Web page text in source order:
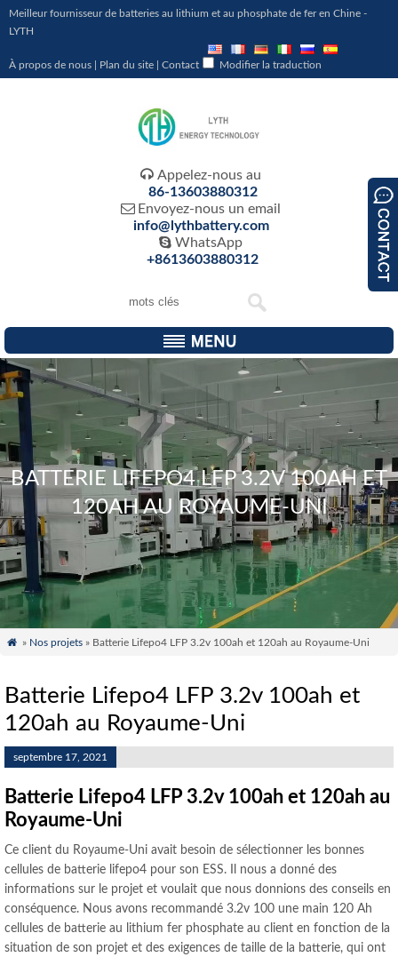
Meilleur fournisseur de batteries au lithium et au phosphate de fer en Chine -
LYTH
À propos de nous Plan du site Contact Modifier la traduction
 Appelez-nous au
86-13603880312
 Envoyez-nous un email
info@lythbattery.com
 WhatsApp
+8613603880312
BATTERIE LIFEPO4 LFP 3.2V 100AH ET
120AH AU ROYAUME-UNI
 » Nos projets» Batterie Lifepo4 LFP 3.2v 100ah et 120ah au Royaume-Uni
Batterie Lifepo4 LFP 3.2v 100ah et
120ah au Royaume-Uni
septembre 17, 2021
Batterie Lifepo4 LFP 3.2v 100ah et 120ah au
Royaume-Uni
Ce client du Royaume-Uni avait besoin de sélectionner les bonnes
cellules de batterie lifepo4 pour son ESS. Il nous a donné des
informations sur le projet et voulait que nous donnions des conseils en
conséquence. Nous avons recommandé 3.2v 100 une main 120 Ah
cellules de batterie au lithium fer phosphate au client en fonction de la
situation de son projet et des exigences de taille de la batterie, qui ont